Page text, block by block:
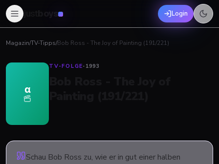
boys Login
Magazin/TV-Tipps/Bob Ross - The Joy of Painting (191/221)
α
TV-FOLGE· 1993
Schau Bob Ross zu, wie er in gut einer halben